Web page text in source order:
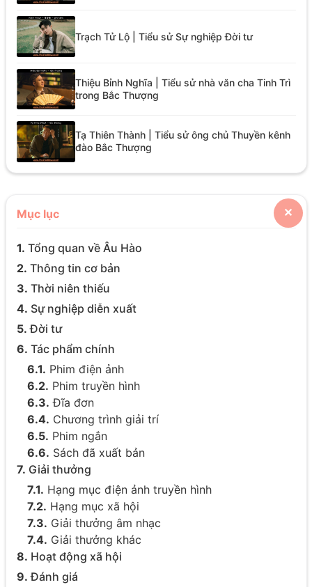
Trạch Tử Lộ | Tiểu sử Sự nghiệp Đời tư
Thiệu Bỉnh Nghĩa | Tiểu sử nhà văn cha Tinh Trì
trong Bắc Thượng
Tạ Thiên Thành | Tiểu sử ông chủ Thuyền kênh
đào Bắc Thượng
✕
Mục lục
1. Tổng quan về Âu Hào
2. Thông tin cơ bản
3. Thời niên thiếu
4. Sự nghiệp diễn xuất
5. Đời tư
6. Tác phẩm chính
6.1. Phim điện ảnh
6.2. Phim truyền hình
6.3. Đĩa đơn
6.4. Chương trình giải trí
6.5. Phim ngắn
6.6. Sách đã xuất bản
7. Giải thưởng
7.1. Hạng mục điện ảnh truyền hình
7.2. Hạng mục xã hội
7.3. Giải thưởng âm nhạc
7.4. Giải thưởng khác
8. Hoạt động xã hội
9. Đánh giá